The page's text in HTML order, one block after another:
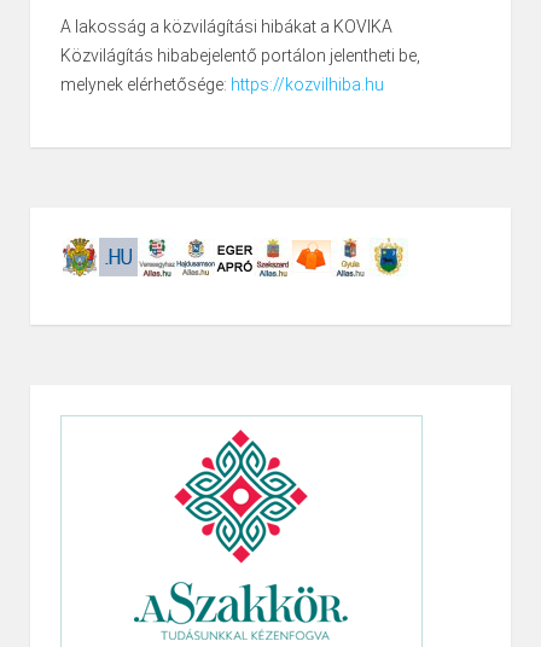
A lakosság a közvilágítási hibákat a KOVIKA
Közvilágítás hibabejelentő portálon jelentheti be,
melynek elérhetősége: https://kozvilhiba.hu